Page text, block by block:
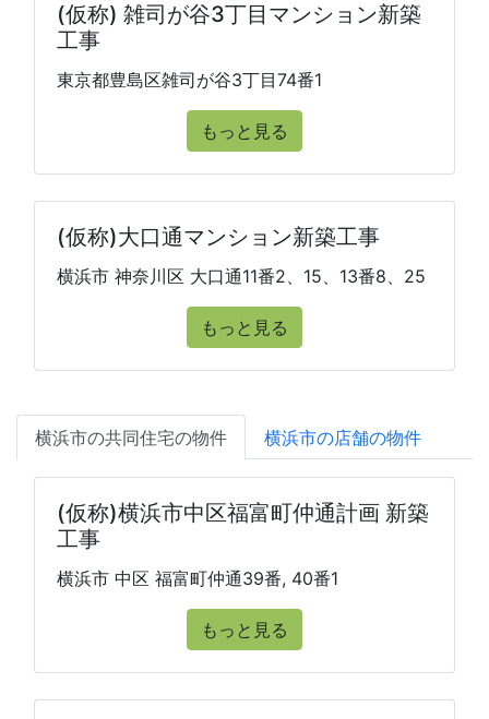
(仮称) 雑司が谷3丁目マンション新築
工事
東京都豊島区雑司が谷3丁目74番1
もっと見る
(仮称)大口通マンション新築工事
横浜市 神奈川区 大口通11番2、15、13番8、25
もっと見る
横浜市の共同住宅の物件 横浜市の店舗の物件
(仮称)横浜市中区福富町仲通計画 新築
工事
横浜市 中区 福富町仲通39番, 40番1
もっと見る